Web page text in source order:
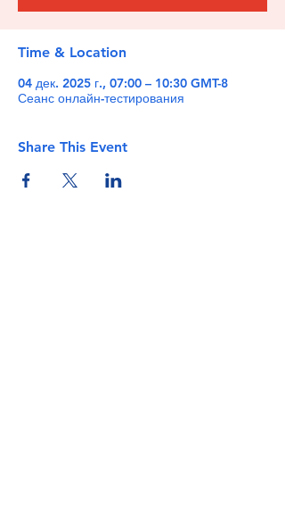
Time & Location
04 дек. 2025 г., 07:00 – 10:30 GMT-8
Сеанс онлайн-тестирования
Share This Event